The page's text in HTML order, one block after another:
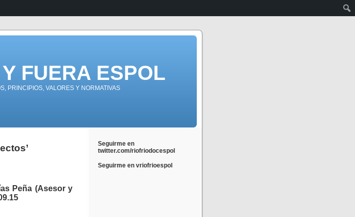
FUERA ESPOL
PRINCIPIOS, VALORES Y NORMATIVAS
Peña (Asesor y
Seguirme en
twitter.com/riofriodocespol
Seguirme en vriofrioespol